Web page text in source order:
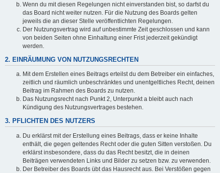
Wenn du mit diesen Regelungen nicht einverstanden bist, so darfst du
das Board nicht weiter nutzen. Für die Nutzung des Boards gelten
jeweils die an dieser Stelle veröffentlichten Regelungen.
Der Nutzungsvertrag wird auf unbestimmte Zeit geschlossen und kann
von beiden Seiten ohne Einhaltung einer Frist jederzeit gekündigt
werden.
2. EINRÄUMUNG VON NUTZUNGSRECHTEN
Mit dem Erstellen eines Beitrags erteilst du dem Betreiber ein einfaches,
zeitlich und räumlich unbeschränktes und unentgeltliches Recht, deinen
Beitrag im Rahmen des Boards zu nutzen.
Das Nutzungsrecht nach Punkt 2, Unterpunkt a bleibt auch nach
Kündigung des Nutzungsvertrages bestehen.
3. PFLICHTEN DES NUTZERS
Du erklärst mit der Erstellung eines Beitrags, dass er keine Inhalte
enthält, die gegen geltendes Recht oder die guten Sitten verstoßen. Du
erklärst insbesondere, dass du das Recht besitzt, die in deinen
Beiträgen verwendeten Links und Bilder zu setzen bzw. zu verwenden.
Der Betreiber des Boards übt das Hausrecht aus. Bei Verstößen gegen